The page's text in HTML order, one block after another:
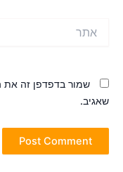
שמור בדפדפן זה את